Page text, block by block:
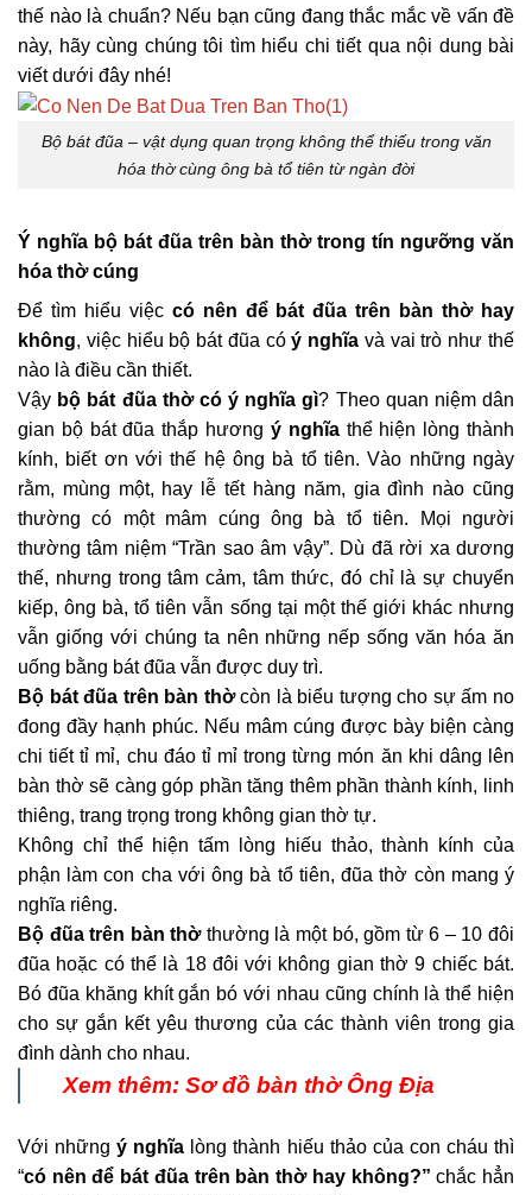
thế nào là chuẩn? Nếu bạn cũng đang thắc mắc về vấn đề
này, hãy cùng chúng tôi tìm hiểu chi tiết qua nội dung bài
viết dưới đây nhé!
Bộ bát đũa – vật dụng quan trọng không thể thiếu trong văn
hóa thờ cùng ông bà tổ tiên từ ngàn đời
Ý nghĩa bộ bát đũa trên bàn thờ trong tín ngưỡng văn
hóa thờ cúng
Để tìm hiểu việc có nên để bát đũa trên bàn thờ hay
không, việc hiểu bộ bát đũa cóý nghĩa và vai trò như thế
nào là điều cần thiết.
Vậy bộ bát đũa thờ có ý nghĩa gì? Theo quan niệm dân
gian bộ bát đũa thắp hương ý nghĩathể hiện lòng thành
kính, biết ơn với thế hệ ông bà tổ tiên. Vào những ngày
rằm, mùng một, hay lễ tết hàng năm, gia đình nào cũng
thường có một mâm cúng ông bà tổ tiên. Mọi người
thường tâm niệm “Trần sao âm vậy”. Dù đã rời xa dương
thế, nhưng trong tâm cảm, tâm thức, đó chỉ là sự chuyển
kiếp, ông bà, tổ tiên vẫn sống tại một thế giới khác nhưng
vẫn giống với chúng ta nên những nếp sống văn hóa ăn
uống bằng bát đũa vẫn được duy trì.
Bộ bát đũa trên bàn thờcòn là biểu tượng cho sự ấm no
đong đầy hạnh phúc. Nếu mâm cúng được bày biện càng
chi tiết tỉ mỉ, chu đáo tỉ mỉ trong từng món ăn khi dâng lên
bàn thờ sẽ càng góp phần tăng thêm phần thành kính, linh
thiêng, trang trọng trong không gian thờ tự.
Không chỉ thể hiện tấm lòng hiếu thảo, thành kính của
phận làm con cha với ông bà tổ tiên, đũa thờ còn mang ý
nghĩa riêng.
Bộ đũa trên bàn thờ thường là một bó, gồm từ 6 – 10 đôi
đũa hoặc có thể là 18 đôi với không gian thờ 9 chiếc bát.
Bó đũa khăng khít gắn bó với nhau cũng chính là thể hiện
cho sự gắn kết yêu thương của các thành viên trong gia
đình dành cho nhau.
Xem thêm: Sơ đồ bàn thờ Ông Địa
Với những ý nghĩa lòng thành hiếu thảo của con cháu thì
“có nên để bát đũa trên bàn thờ hay không?” chắc hẳn